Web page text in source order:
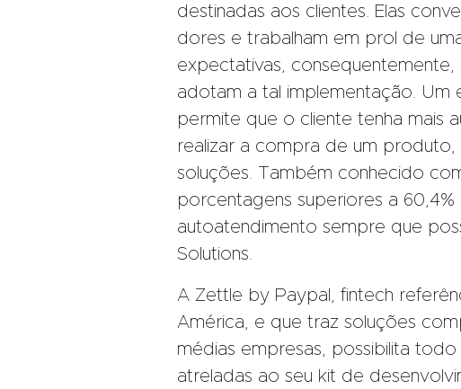
destinadas aos clientes. Elas
dores e trabalham em prol de
expectativas,
adotam a tal implementação.
permite que o cliente tenha mais
realizar a compra de um
soluções. Também conhecido
porcentagens superiores a
autoatendimento sempre que
Solutions.
A Zettle by Paypal, fintech
América, e que traz soluções
médias empresas, possibilita
atreladas ao seu kit de